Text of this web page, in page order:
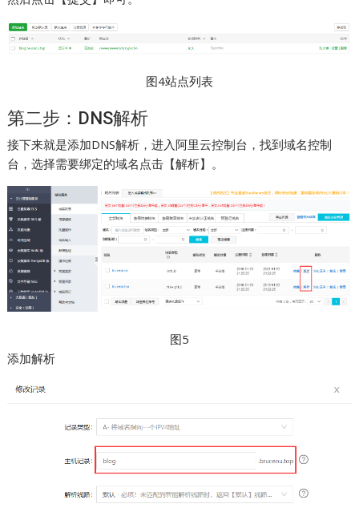
图4站点列表
第二步：DNS解析
接下来就是添加DNS解析，进入阿里云控制台，找到域名控制
台，选择需要绑定的域名点击【解析】。
图5
添加解析